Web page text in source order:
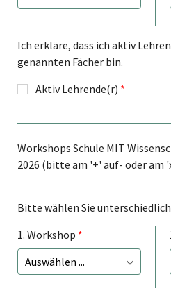
Ich erkläre, dass ich aktiv
genannten Fächer bin.
Aktiv Lehrende(r) *
Workshops Schule MIT
2026 (bitte am '+' auf- oder am
Bitte wählen Sie
1. Workshop *